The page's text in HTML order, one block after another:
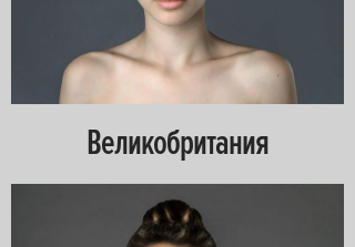
Великобритания